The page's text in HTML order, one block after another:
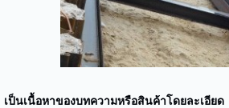
เป็นเนื้อหาของบทความหรือสินค้าโดยละเอียด